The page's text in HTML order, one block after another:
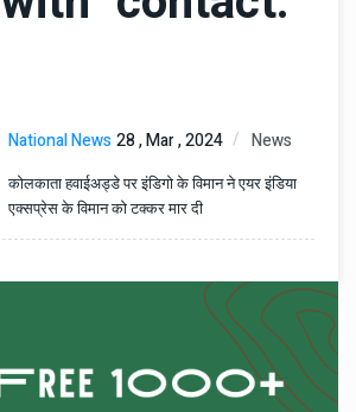
National News28 , Mar , 2024 News
कोलकाता हवाईअड्डे पर इंडिगो के विमान ने एयर इंडिया
एक्सप्रेस के विमान को टक्कर मार दी